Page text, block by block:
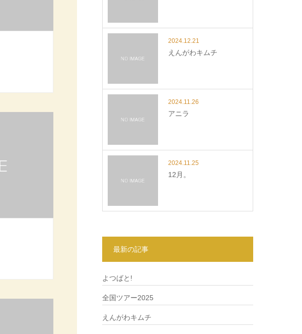
2024.12.21
えんがわキムチ
2024.11.26
アニラ
2024.11.25
12月。
最新の記事
よつばと!
全国ツアー2025
えんがわキムチ